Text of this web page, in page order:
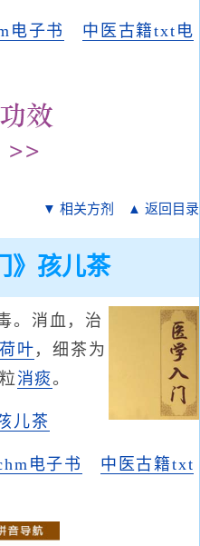
电子书
中医古籍txt电
▼ 相关方剂 ▲ 返回目录
》孩儿茶
。消血，治
叶 ，细茶为
消痰。
儿茶
电子书
中医古籍txt